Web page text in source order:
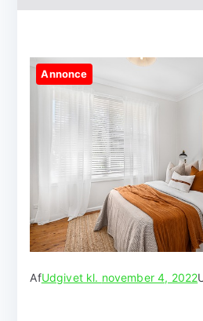
Annonce
AfUdgivet kl. november 4, 2022